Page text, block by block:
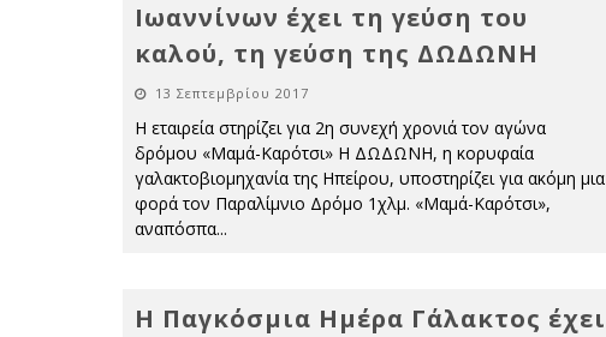
Ιωαννίνων έχει τη γεύση του
καλού, τη γεύση της ΔΩΔΩΝΗ
13 Σεπτεμβρίου 2017
Η εταιρεία στηρίζει για 2η συνεχή χρονιά τον αγώνα
δρόμου «Μαμά-Καρότσι» Η ΔΩΔΩΝΗ, η κορυφαία
γαλακτοβιομηχανία της Ηπείρου, υποστηρίζει για ακόμη μια
φορά τον Παραλίμνιο Δρόμο 1χλμ. «Μαμά-Καρότσι»,
αναπόσπα...
Η Παγκόσμια Ημέρα Γάλακτος έχει